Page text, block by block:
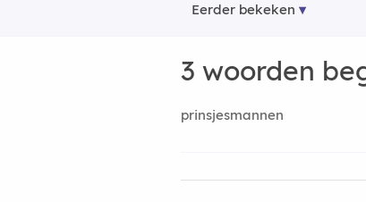
Eerder bekeken
3 woorden
prinsjesmannen